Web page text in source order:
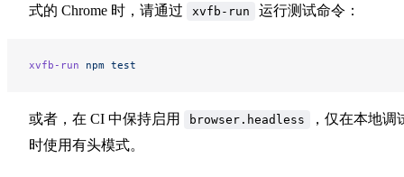
式的 Chrome 时，请通过
xvfb-run 运行测试命令：
xvfb-run npm test
或者，在 CI 中保持启用 browser.headless
，仅在本地调
时使用有头模式。